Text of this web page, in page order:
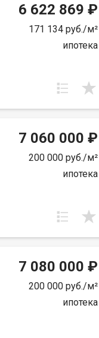
6 622 869 ₽
171 134 руб./м²
ипотека
7 060 000 ₽
200 000 руб./м²
ипотека
7 080 000 ₽
200 000 руб./м²
ипотека